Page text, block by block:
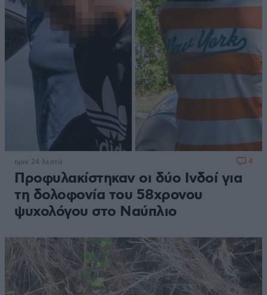
Προφυλακίστηκαν οι δύο Ινδοί για
τη δολοφονία του 58χρονου
ψυχολόγου στο Ναύπλιο
πριν 24 λεπτά 4